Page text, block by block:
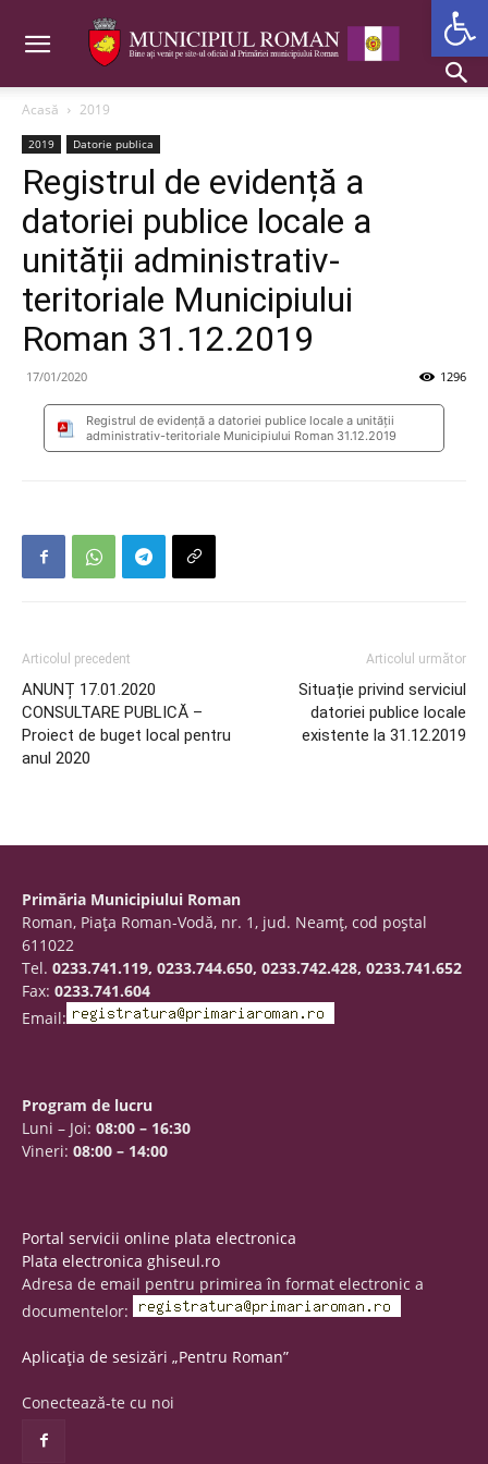
Acasă 2019
2019 Datorie publica
Registrul de evidență a
datoriei publice locale a
unității administrativ-
teritoriale Municipiului
Roman 31.12.2019
17/01/2020 1296
Registrul de evidență a datoriei publice locale a unității
administrativ-teritoriale Municipiului Roman 31.12.2019
Articolul precedent
ANUNȚ 17.01.2020
CONSULTARE PUBLICĂ –
Proiect de buget local pentru
anul 2020
Articolul următor
Situație privind serviciul
datoriei publice locale
existente la 31.12.2019
Primăria Municipiului Roman
Roman, Piaţa Roman-Vodă, nr. 1, jud. Neamţ, cod poştal
611022
Tel. 0233.741.119, 0233.744.650, 0233.742.428, 0233.741.652
Fax: 0233.741.604
Email:
Program de lucru
Luni – Joi: 08:00 – 16:30
Vineri: 08:00 – 14:00
Portal servicii online plata electronica
Plata electronica ghiseul.ro
Adresa de email pentru primirea în format electronic a
documentelor:
Aplicația de sesizări „Pentru Roman”
Conectează-te cu noi